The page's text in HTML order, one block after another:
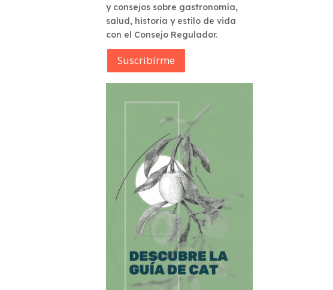
y consejos sobre gastronomía,
salud, historia y estilo de vida
con el Consejo Regulador.
Suscribírme